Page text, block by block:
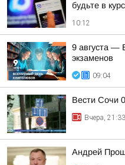
будьте в
10:12
9 августа —
экзаменов
09:04
Вести Сочи
Вчера, 21:33
Андрей